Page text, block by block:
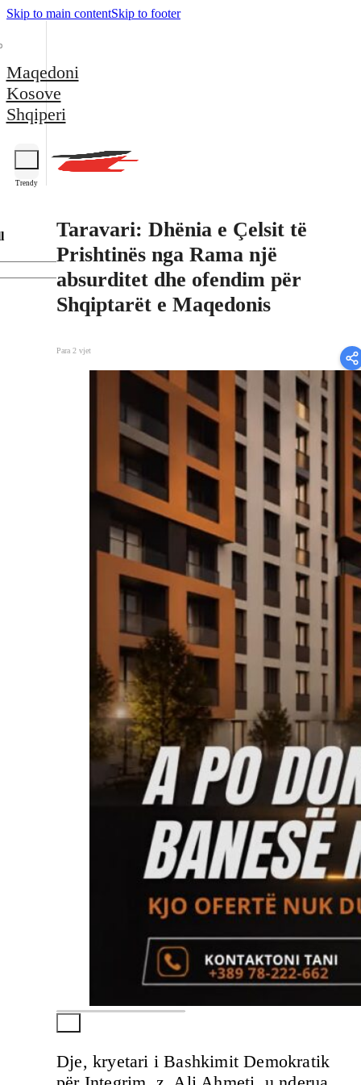
Skip to main contentSkip to footer
Maqedoni
Kosove
Shqiperi
Trendy
Taravari: Dhënia e Çelsit të
Prishtinës nga Rama një
absurditet dhe ofendim për
Shqiptarët e Maqedonis
Para 2 vjet
Dje, kryetari i Bashkimit Demokratik